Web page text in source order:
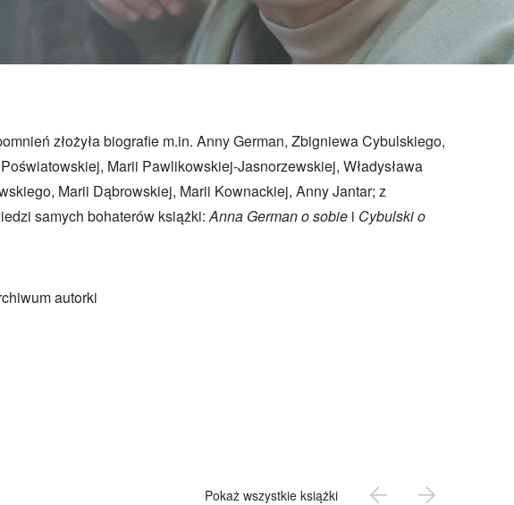
złożyła biografie m.in. Anny German, Zbigniewa Cybulskiego,
Marii Pawlikowskiej-Jasnorzewskiej, Władysława
Marii Dąbrowskiej, Marii Kownackiej, Anny Jantar; z
samych bohaterów książki:Anna German o sobiei Cybulski o
autorki
Pokaż wszystkie książki